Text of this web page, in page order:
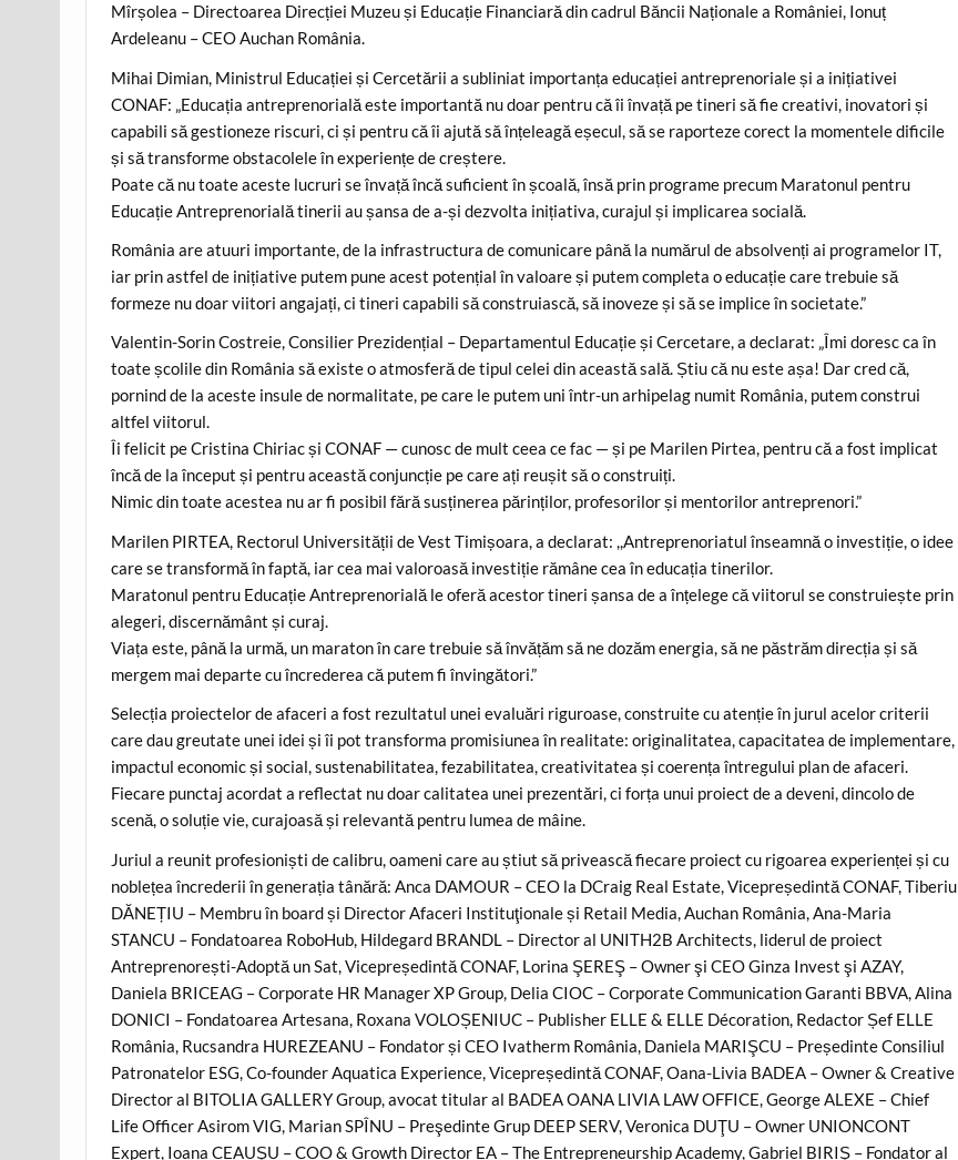
Mîrșolea – Directoarea Direcției Muzeu și Educație Financiară din cadrul Băncii Naționale a României, Ionuț
Ardeleanu – CEO Auchan România.
Mihai Dimian, Ministrul Educației și Cercetării a subliniat importanța educației antreprenoriale și a inițiativei
CONAF: „Educația antreprenorială este importantă nu doar pentru că îi învață pe tineri să fie creativi, inovatori și
capabili să gestioneze riscuri, ci și pentru că îi ajută să înțeleagă eșecul, să se raporteze corect la momentele dificile
și să transforme obstacolele în experiențe de creștere.
Poate că nu toate aceste lucruri se învață încă suficient în școală, însă prin programe precum Maratonul pentru
Educație Antreprenorială tinerii au șansa de a-și dezvolta inițiativa, curajul și implicarea socială.
România are atuuri importante, de la infrastructura de comunicare până la numărul de absolvenți ai programelor IT,
iar prin astfel de inițiative putem pune acest potențial în valoare și putem completa o educație care trebuie să
formeze nu doar viitori angajați, ci tineri capabili să construiască, să inoveze și să se implice în societate.”
Valentin-Sorin Costreie, Consilier Prezidențial – Departamentul Educație și Cercetare, a declarat: „Îmi doresc ca în
toate școlile din România să existe o atmosferă de tipul celei din această sală. Știu că nu este așa! Dar cred că,
pornind de la aceste insule de normalitate, pe care le putem uni într-un arhipelag numit România, putem construi
altfel viitorul.
Îi felicit pe Cristina Chiriac și CONAF — cunosc de mult ceea ce fac — și pe Marilen Pirtea, pentru că a fost implicat
încă de la început și pentru această conjuncție pe care ați reușit să o construiți.
Nimic din toate acestea nu ar fi posibil fără susținerea părinților, profesorilor și mentorilor antreprenori.”
Marilen PIRTEA, Rectorul Universității de Vest Timișoara, a declarat: ,,Antreprenoriatul înseamnă o investiție, o idee
care se transformă în faptă, iar cea mai valoroasă investiție rămâne cea în educația tinerilor.
Maratonul pentru Educație Antreprenorială le oferă acestor tineri șansa de a înțelege că viitorul se construiește prin
alegeri, discernământ și curaj.
Viața este, până la urmă, un maraton în care trebuie să învățăm să ne dozăm energia, să ne păstrăm direcția și să
mergem mai departe cu încrederea că putem fi învingători.”
Selecția proiectelor de afaceri a fost rezultatul unei evaluări riguroase, construite cu atenție în jurul acelor criterii
care dau greutate unei idei și îi pot transforma promisiunea în realitate: originalitatea, capacitatea de implementare,
impactul economic și social, sustenabilitatea, fezabilitatea, creativitatea și coerența întregului plan de afaceri.
Fiecare punctaj acordat a reflectat nu doar calitatea unei prezentări, ci forța unui proiect de a deveni, dincolo de
scenă, o soluție vie, curajoasă și relevantă pentru lumea de mâine.
Juriul a reunit profesioniști de calibru, oameni care au știut să privească fiecare proiect cu rigoarea experienței și cu
noblețea încrederii în generația tânără: Anca DAMOUR – CEO la DCraig Real Estate, Vicepreședintă CONAF, Tiberiu
DĂNEȚIU – Membru în board și Director Afaceri Instituţionale și Retail Media, Auchan România, Ana-Maria
STANCU – Fondatoarea RoboHub, Hildegard BRANDL – Director al UNITH2B Architects, liderul de proiect
Antreprenorești-Adoptă un Sat, Vicepreședintă CONAF, Lorina ŞEREŞ – Owner şi CEO Ginza Invest şi AZAY,
Daniela BRICEAG – Corporate HR Manager XP Group, Delia CIOC – Corporate Communication Garanti BBVA, Alina
DONICI – Fondatoarea Artesana, Roxana VOLOȘENIUC – Publisher ELLE & ELLE Décoration, Redactor Șef ELLE
România, Rucsandra HUREZEANU – Fondator și CEO Ivatherm România, Daniela MARIŞCU – Președinte Consiliul
Patronatelor ESG, Co-founder Aquatica Experience, Vicepreședintă CONAF, Oana-Livia BADEA – Owner & Creative
Director al BITOLIA GALLERY Group, avocat titular al BADEA OANA LIVIA LAW OFFICE, George ALEXE – Chief
Life Officer Asirom VIG, Marian SPÎNU – Preşedinte Grup DEEP SERV, Veronica DUŢU – Owner UNIONCONT
Expert, Ioana CEAUŞU – COO & Growth Director EA – The Entrepreneurship Academy, Gabriel BIRIŞ – Fondator al